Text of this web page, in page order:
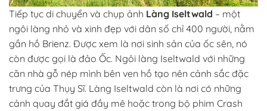
Tiếp tục di chuyển và chụp ảnh Làng Iseltwald – một
ngôi làng nhỏ và xinh đẹp với dân số chỉ 400 người, nằm
gần hồ Brienz. Được xem là nơi sinh sản của ốc sên, nó
còn được gọi là đảo Ốc. Ngôi làng Iseltwald với những
căn nhà gỗ nép mình bên ven hồ tạo nên cảnh sắc đặc
trưng của Thụy Sĩ. Làng Iseltwald còn là nơi có những
cảnh quay đắt giá đầy mê hoặc trong bộ phim Crash